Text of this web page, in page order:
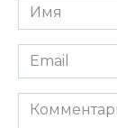
Имя
*
Email
*
Комментарий